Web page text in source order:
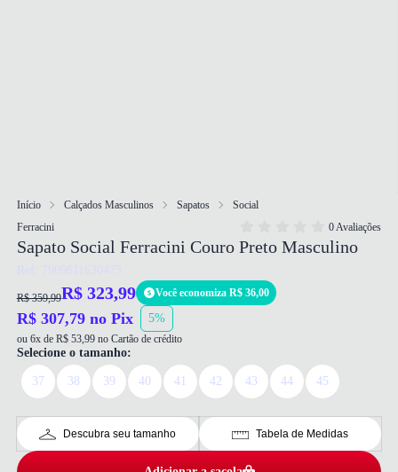
Início Calçados Masculinos Sapatos
Social
Ferracini
0 Avaliações
Sapato Social Ferracini Couro Preto Masculino
Ref: 7909611630473
R$ 359,99R$ 323,99 Você economiza R$ 36,00
R$ 307,79 no Pix 5%
ou 6x de R$ 53,99 no Cartão de crédito
Selecione o tamanho:
37 38 39 40 41 42 43 44 45
Descubra seu tamanho Tabela de Medidas